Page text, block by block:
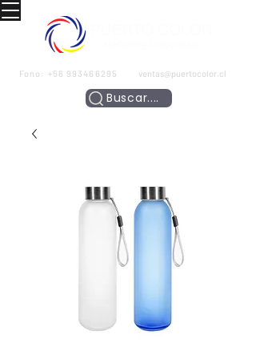
Fono: +56 993466295 ventas@puertocolor.cl
Buscar....